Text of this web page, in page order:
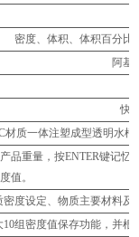
密度、体积、体积百分比
阿基
快
材质一体注塑成型透明水槽
品重量，按ENTER键记忆
值。
度设定、物质主要材料
10组密度值保存功能，并